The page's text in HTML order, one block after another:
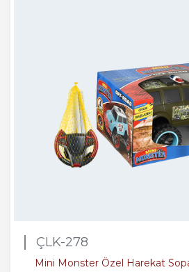
ÇLK-278
Mini Monster Özel Harekat